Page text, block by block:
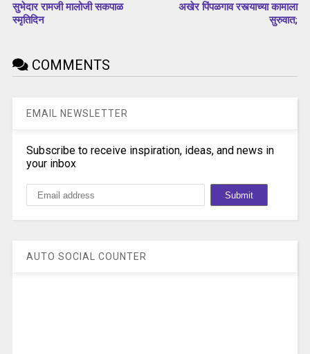
सुभेदार रामजी मालोजी सकपाळ
स्मृतिदिन
अखेर पिंपळगाव रस्त्याच्या कामाला
सुरुवात;
COMMENTS
EMAIL NEWSLETTER
Subscribe to receive inspiration, ideas, and news in
your inbox
AUTO SOCIAL COUNTER